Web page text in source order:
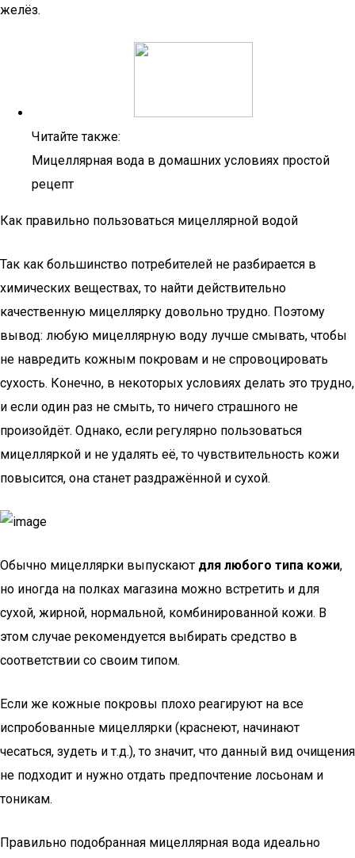
желёз.
Читайте также:
Мицеллярная вода в домашних условиях простой
рецепт
Как правильно пользоваться мицеллярной водой
Так как большинство потребителей не разбирается в
химических веществах, то найти действительно
качественную мицеллярку довольно трудно. Поэтому
вывод: любую мицеллярную воду лучше смывать, чтобы
не навредить кожным покровам и не спровоцировать
сухость. Конечно, в некоторых условиях делать это трудно,
и если один раз не смыть, то ничего страшного не
произойдёт. Однако, если регулярно пользоваться
мицелляркой и не удалять её, то чувствительность кожи
повысится, она станет раздражённой и сухой.
Обычно мицеллярки выпускают для любого типа кожи,
но иногда на полках магазина можно встретить и для
сухой, жирной, нормальной, комбинированной кожи. В
этом случае рекомендуется выбирать средство в
соответствии со своим типом.
Если же кожные покровы плохо реагируют на все
испробованные мицеллярки (краснеют, начинают
чесаться, зудеть и т.д.), то значит, что данный вид очищения
не подходит и нужно отдать предпочтение лосьонам и
тоникам.
Правильно подобранная мицеллярная вода идеально